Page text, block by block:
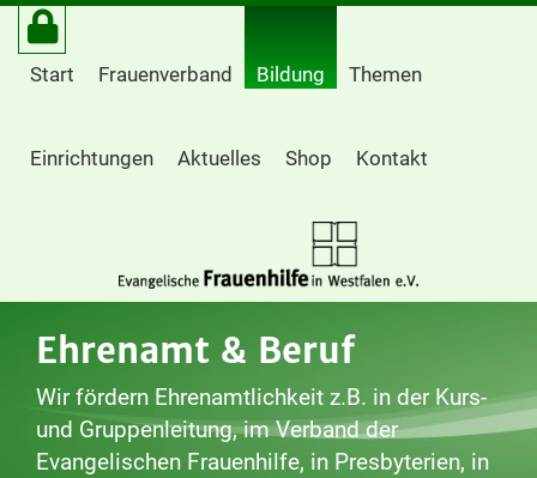
Start Frauenverband Bildung Themen
Einrichtungen Aktuelles Shop Kontakt
Ehrenamt & Beruf
Wir fördern Ehrenamtlichkeit z.B. in der Kurs-
und Gruppenleitung, im Verband der
Evangelischen Frauenhilfe, in Presbyterien, in